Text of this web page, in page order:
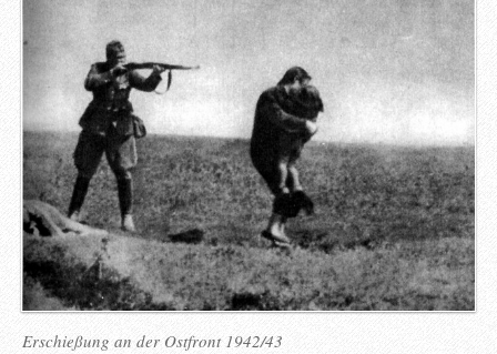
Erschießung an der Ostfront 1942/43